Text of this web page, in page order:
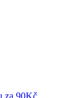
za 90Kč